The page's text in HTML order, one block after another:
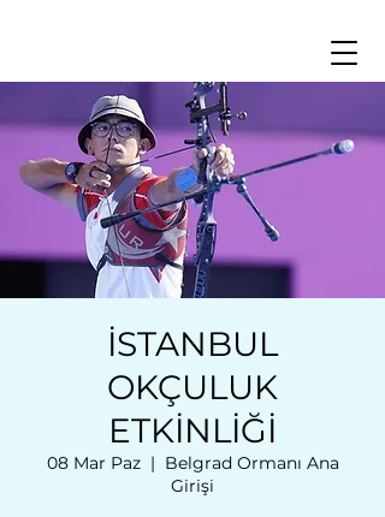
İSTANBUL
OKÇULUK
ETKİNLİĞİ
08 Mar Paz
  |
Belgrad Ormanı Ana
Girişi